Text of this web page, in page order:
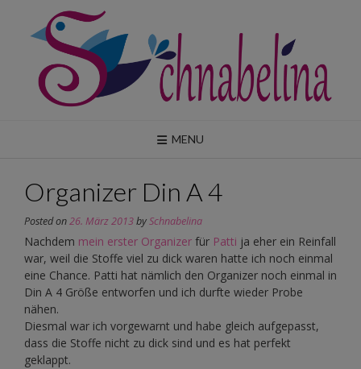
content
MENU
Organizer Din A 4
Posted on26. März 2013bySchnabelina
Nachdem mein erster Organizer für Patti ja eher ein Reinfall
war, weil die Stoffe viel zu dick waren hatte ich noch einmal
eine Chance. Patti hat nämlich den Organizer noch einmal in
Din A 4 Größe entworfen und ich durfte wieder Probe
nähen.
Diesmal war ich vorgewarnt und habe gleich aufgepasst,
dass die Stoffe nicht zu dick sind und es hat perfekt
geklappt.